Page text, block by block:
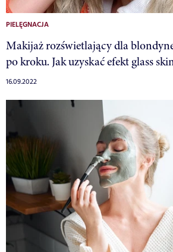
PIELĘGNACJA
Makijaż rozświetlający dla
po kroku. Jak uzyskać efekt glass
16.09.2022